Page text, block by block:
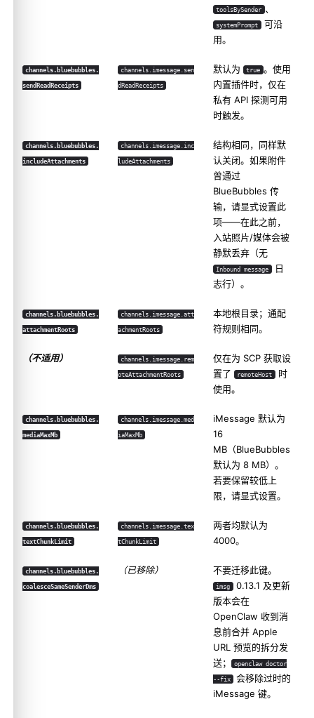
toolsBySender 、
systemPrompt 可沿
用。
channels.bluebubbles.
sendReadReceipts
channels.imessage.sen
dReadReceipts
默认为 true 。使用
内置插件时，仅在
私有 API 探测可用
时触发。
channels.bluebubbles.
includeAttachments
channels.imessage.inc
ludeAttachments
结构相同，同样默
认关闭。如果附件
曾通过
BlueBubbles 传
输，请显式设置此
项——在此之前，
入站照片/媒体会被
静默丢弃（无
Inbound message 日
志行）。
channels.bluebubbles.
attachmentRoots
channels.imessage.att
achmentRoots
本地根目录；通配
符规则相同。
（不适用） channels.imessage.rem
oteAttachmentRoots
仅在为 SCP 获取设
置了
remoteHost 时
使用。
channels.bluebubbles.
mediaMaxMb
channels.imessage.med
iaMaxMb
iMessage 默认为
16
MB（BlueBubbles
默认为 8 MB）。
若要保留较低上
限，请显式设置。
channels.bluebubbles.
textChunkLimit
channels.imessage.tex
tChunkLimit
两者均默认为
4000。
channels.bluebubbles.
coalesceSameSenderDms
（已移除） 不要迁移此键。
imsg 0.13.1 及更新
版本会在
OpenClaw 收到消
息前合并 Apple
URL 预览的拆分发
送；
openclaw doctor
--fix
会移除过时的
iMessage 键。